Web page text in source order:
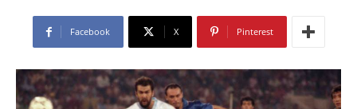
Facebook X Pinterest